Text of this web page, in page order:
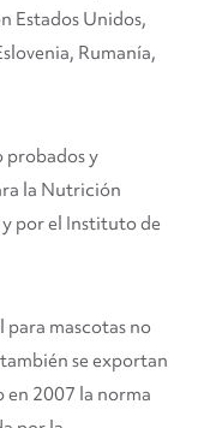
Estados Unidos,
Rumanía,
probados y
la Nutrición
por el Instituto de
mascotas no
se exportan
en 2007 la norma